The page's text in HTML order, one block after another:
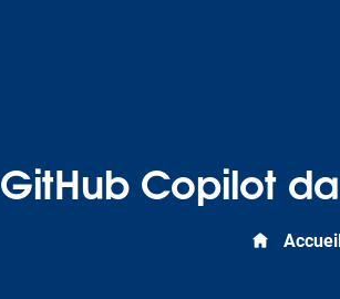
GitHub Copilot
Accueil